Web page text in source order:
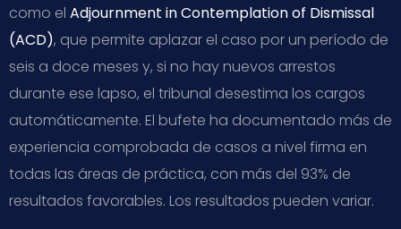
como el Adjournment in Contemplation of Dismissal
(ACD), que permite aplazar el caso por un período de
seis a doce meses y, si no hay nuevos arrestos
durante ese lapso, el tribunal desestima los cargos
automáticamente. El bufete ha documentado más de
experiencia comprobada de casos a nivel firma en
todas las áreas de práctica, con más del 93% de
resultados favorables. Los resultados pueden variar.